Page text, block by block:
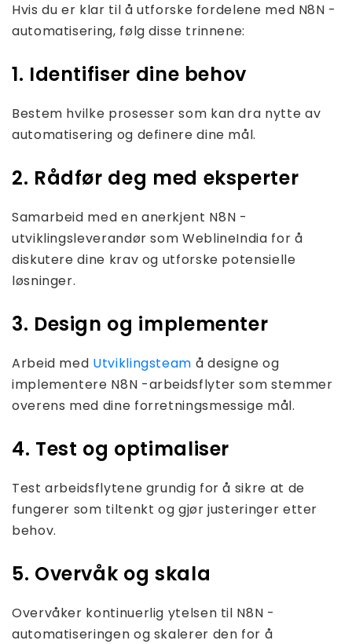
Hvis du er klar til å utforske fordelene med N8N -
automatisering, følg disse trinnene:
1. Identifiser dine behov
Bestem hvilke prosesser som kan dra nytte av
automatisering og definere dine mål.
2. Rådfør deg med eksperter
Samarbeid med en anerkjent N8N -
utviklingsleverandør som WeblineIndia for å
diskutere dine krav og utforske potensielle
løsninger.
3. Design og implementer
Arbeid med Utviklingsteam å designe og
implementere N8N -arbeidsflyter som stemmer
overens med dine forretningsmessige mål.
4. Test og optimaliser
Test arbeidsflytene grundig for å sikre at de
fungerer som tiltenkt og gjør justeringer etter
behov.
5. Overvåk og skala
Overvåker kontinuerlig ytelsen til N8N -
automatiseringen og skalerer den for å